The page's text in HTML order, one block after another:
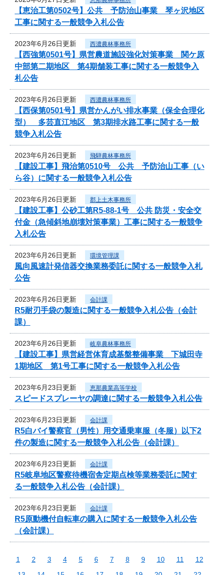
【恵治工第0502号】公共 予防治山事業 琴ヶ沢地区
工事に関する一般競争入札公告
2023年6月26日更新 西濃農林事務所
【西強第0501号】県営農道施設強化対策事業 関ケ原
中部第二期地区 第4期舗装工事に関する一般競争入
札公告
2023年6月26日更新 西濃農林事務所
【西保第0501号】県営かんがい排水事業（保全合理化
型） 多芸直江地区 第3期排水路工事に関する一般
競争入札公告
2023年6月26日更新 飛騨農林事務所
【建設工事】飛治第0510号 公共 予防治山工事（い
ら谷）に関する一般競争入札公告
2023年6月26日更新 郡上土木事務所
【建設工事】公砂工第R5-88-1号 公共 防災・安全交
付金（急傾斜地崩壊対策事業）工事に関する一般競争
入札公告
2023年6月26日更新 環境管理課
風向風速計発信器交換業務委託に関する一般競争入札
公告
2023年6月26日更新 会計課
R5耐刃手袋の製造に関する一般競争入札公告（会計
課）
2023年6月26日更新 岐阜農林事務所
【建設工事】県営経営体育成基盤整備事業 下城田寺
1期地区 第1号工事に関する一般競争入札公告
2023年6月23日更新 恵那農業高等学校
スピードスプレーヤの調達に関する一般競争入札公告
2023年6月23日更新 会計課
R5白バイ警察官（男性）用交通乗車服（冬服）以下2
件の製造に関する一般競争入札公告（会計課）
2023年6月23日更新 会計課
R5岐阜地区警察待機宿舎定期点検等業務委託に関す
る一般競争入札公告（会計課）
2023年6月23日更新 会計課
R5原動機付自転車の購入に関する一般競争入札公告
（会計課）
1 2 3 4 5 6 7 8 9 10 11
12